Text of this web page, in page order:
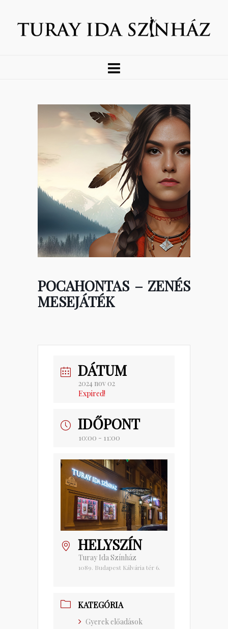
POCAHONTAS – ZENÉS
MESEJÁTÉK
DÁTUM
2024 nov 02
Expired!
IDŐPONT
10:00 - 11:00
HELYSZÍN
Turay Ida Színház
1089. Budapest Kálvária tér 6.
KATEGÓRIA
Gyerek előadások